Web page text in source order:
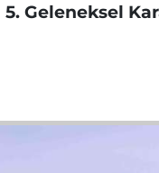
5. Geleneksel